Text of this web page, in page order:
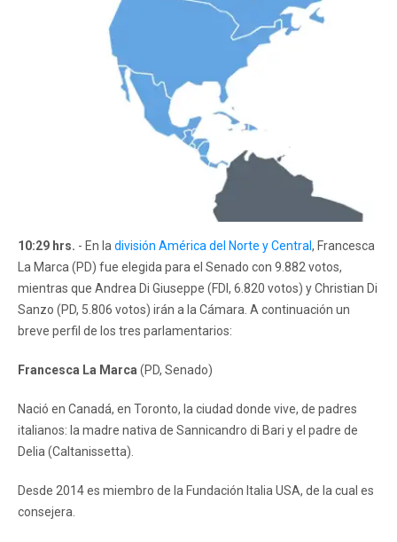
10:29 hrs. - En la división América del Norte y Central , Francesca
La Marca (PD) fue elegida para el Senado con 9.882 votos,
mientras que Andrea Di Giuseppe (FDI, 6.820 votos) y Christian Di
Sanzo (PD, 5.806 votos) irán a la Cámara. A continuación un
breve perfil de los tres parlamentarios:
Francesca La Marca (PD, Senado)
Nació en Canadá, en Toronto, la ciudad donde vive, de padres
italianos: la madre nativa de Sannicandro di Bari y el padre de
Delia (Caltanissetta).
Desde 2014 es miembro de la Fundación Italia USA, de la cual es
consejera.